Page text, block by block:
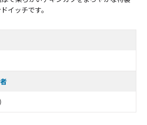
イッチです。